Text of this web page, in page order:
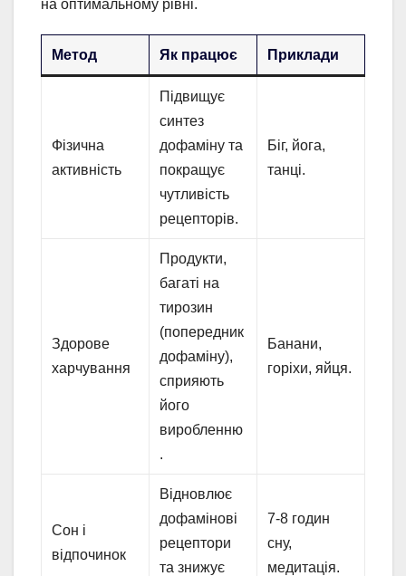
на оптимальному рівні.
Метод Як працює Приклади
Фізична
активність
Підвищує
синтез
дофаміну та
покращує
чутливість
рецепторів.
Біг, йога,
танці.
Здорове
харчування
Продукти,
багаті на
тирозин
(попередник
дофаміну),
сприяють
його
виробленню
.
Банани,
горіхи, яйця.
Сон і
відпочинок
Відновлює
дофамінові
рецептори
та знижує
7-8 годин
сну,
медитація.